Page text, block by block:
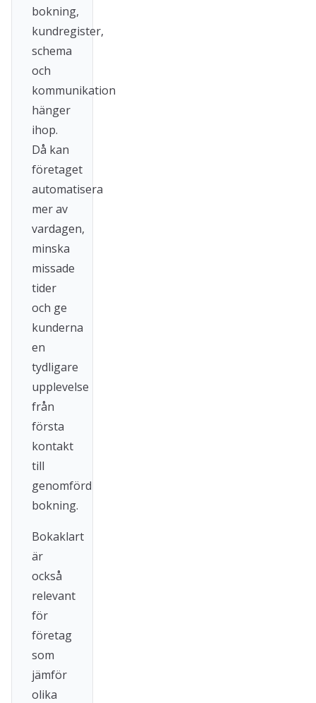
bokning,
kundregister,
schema
och
kommunikation
hänger
ihop.
Då kan
företaget
automatisera
mer av
vardagen,
minska
missade
tider
och ge
kunderna
en
tydligare
upplevelse
från
första
kontakt
till
genomförd
bokning.
Bokaklart
är
också
relevant
för
företag
som
jämför
olika